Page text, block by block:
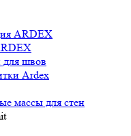
ARDEX
для швов
Ardex
массы для стен